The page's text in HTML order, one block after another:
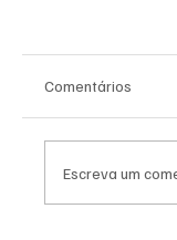
Comentários
Escreva um